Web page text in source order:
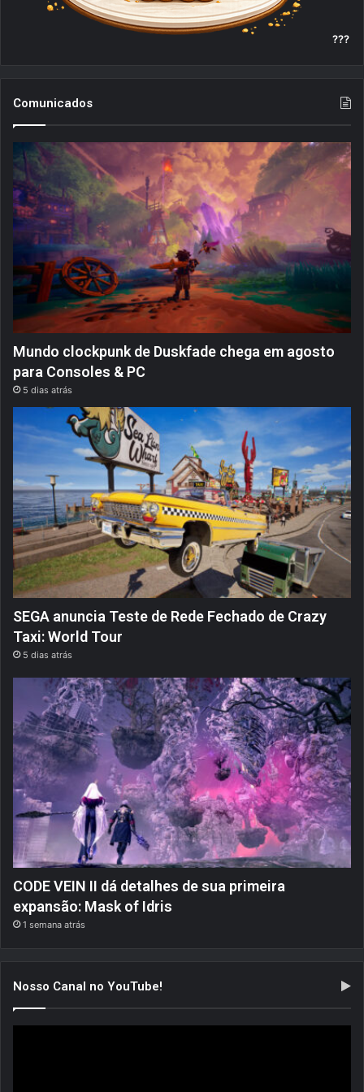
???
Comunicados
Mundo clockpunk de Duskfade chega em agosto
para Consoles & PC
5 dias atrás
SEGA anuncia Teste de Rede Fechado de Crazy
Taxi: World Tour
5 dias atrás
CODE VEIN II dá detalhes de sua primeira
expansão: Mask of Idris
1 semana atrás
Nosso Canal no YouTube!